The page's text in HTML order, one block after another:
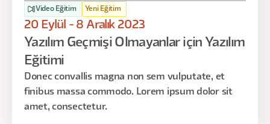
Video Eğitim Yeni Eğitim
20 Eylül - 8 Aralık 2023
Yazılım Geçmişi Olmayanlar için Yazılım
Eğitimi
Donec convallis magna non sem vulputate, et
finibus massa commodo. Lorem ipsum dolor sit
amet, consectetur.